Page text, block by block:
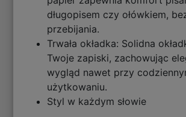
długopisem czy ołówkiem,
przebijania.
Trwała okładka: Solidna
Twoje zapiski, zachowując
wygląd nawet przy
użytkowaniu.
Styl w każdym słowie